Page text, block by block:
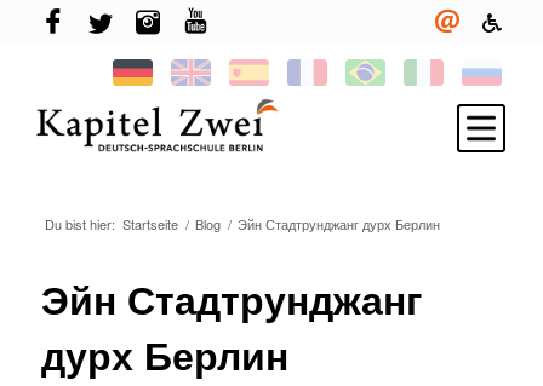
Melde Dich an
Deutsch lernen
TELC & TestDaF
Leben in Berlin
Du bist hier: Startseite / Blog / Эйн Стадтрунджанг дурх Берлин
Эйн Стадтрунджанг
дурх Берлин